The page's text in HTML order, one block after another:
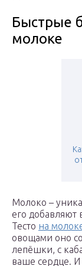
Быстрые
молоке
Молоко –
его добавляют
Тесто на
овощами оно
лепёшки, с
ваше сердце. И